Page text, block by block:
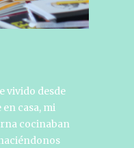
vivido desde
en casa, mi
cocinaban